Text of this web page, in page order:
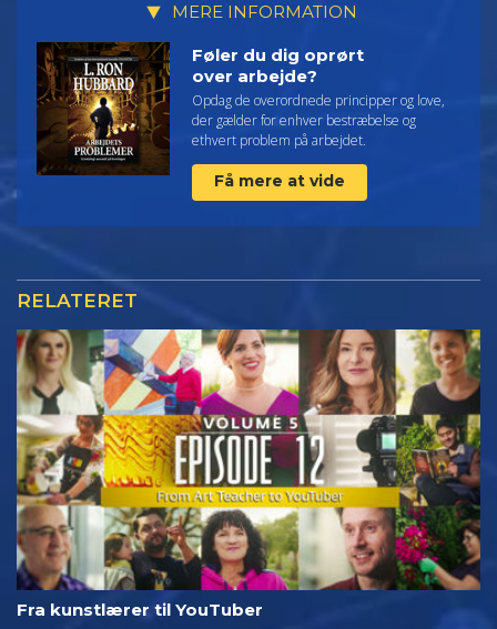
MERE INFORMATION
Føler du dig oprørt
over arbejde?
Opdag de overordnede principper og love,
der gælder for enhver bestræbelse og
ethvert problem på arbejdet.
Få mere at vide
RELATERET
Fra kunstlærer til YouTuber